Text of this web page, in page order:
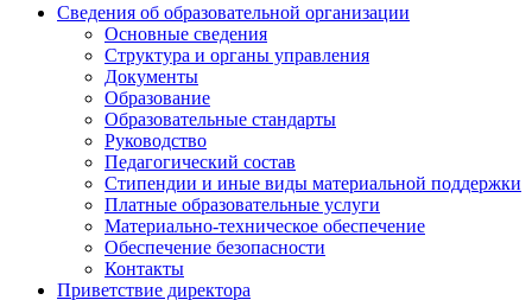
Сведения об образовательной организации
Основные сведения
Структура и органы управления
Документы
Образование
Образовательные стандарты
Руководство
Педагогический состав
Стипендии и иные виды материальной поддержки
Платные образовательные услуги
Материально-техническое обеспечение
Обеспечение безопасности
Контакты
Приветствие директора